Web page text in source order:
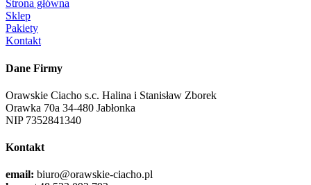
Strona główna
Sklep
Pakiety
Kontakt
Dane Firmy
Orawskie Ciacho s.c. Halina i Stanisław Zborek
Orawka 70a 34-480 Jabłonka
NIP 7352841340
Kontakt
email: biuro@orawskie-ciacho.pl